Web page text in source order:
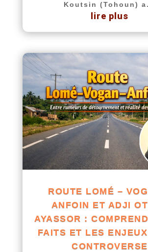
Koutsin (Tohoun)
lire plus
ROUTE LOMÉ –
ANFOIN ET ADJI
AYASSOR :
FAITS ET LES ENJEUX
CONTROVERSE